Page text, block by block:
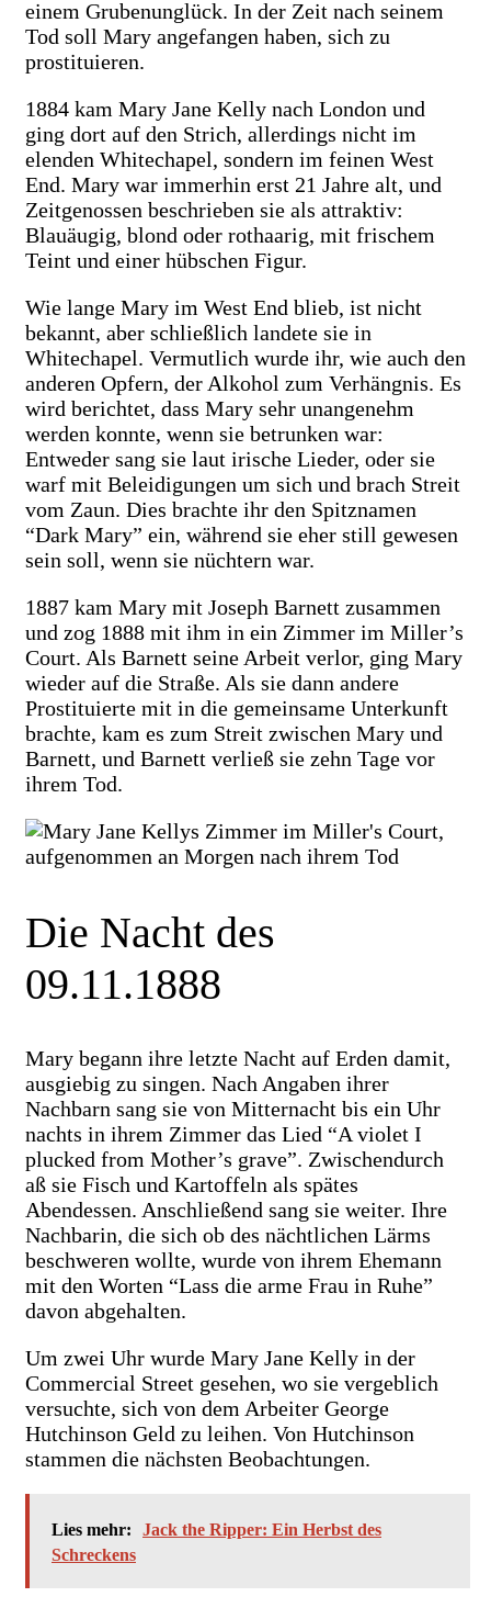
einem Grubenunglück. In der Zeit nach seinem
Tod soll Mary angefangen haben, sich zu
prostituieren.
1884 kam Mary Jane Kelly nach London und
ging dort auf den Strich, allerdings nicht im
elenden Whitechapel, sondern im feinen West
End. Mary war immerhin erst 21 Jahre alt, und
Zeitgenossen beschrieben sie als attraktiv:
Blauäugig, blond oder rothaarig, mit frischem
Teint und einer hübschen Figur.
Wie lange Mary im West End blieb, ist nicht
bekannt, aber schließlich landete sie in
Whitechapel. Vermutlich wurde ihr, wie auch den
anderen Opfern, der Alkohol zum Verhängnis. Es
wird berichtet, dass Mary sehr unangenehm
werden konnte, wenn sie betrunken war:
Entweder sang sie laut irische Lieder, oder sie
warf mit Beleidigungen um sich und brach Streit
vom Zaun. Dies brachte ihr den Spitznamen
“Dark Mary” ein, während sie eher still gewesen
sein soll, wenn sie nüchtern war.
1887 kam Mary mit Joseph Barnett zusammen
und zog 1888 mit ihm in ein Zimmer im Miller’s
Court. Als Barnett seine Arbeit verlor, ging Mary
wieder auf die Straße. Als sie dann andere
Prostituierte mit in die gemeinsame Unterkunft
brachte, kam es zum Streit zwischen Mary und
Barnett, und Barnett verließ sie zehn Tage vor
ihrem Tod.
Die Nacht des
09.11.1888
Mary begann ihre letzte Nacht auf Erden damit,
ausgiebig zu singen. Nach Angaben ihrer
Nachbarn sang sie von Mitternacht bis ein Uhr
nachts in ihrem Zimmer das Lied “A violet I
plucked from Mother’s grave”. Zwischendurch
aß sie Fisch und Kartoffeln als spätes
Abendessen. Anschließend sang sie weiter. Ihre
Nachbarin, die sich ob des nächtlichen Lärms
beschweren wollte, wurde von ihrem Ehemann
mit den Worten “Lass die arme Frau in Ruhe”
davon abgehalten.
Um zwei Uhr wurde Mary Jane Kelly in der
Commercial Street gesehen, wo sie vergeblich
versuchte, sich von dem Arbeiter George
Hutchinson Geld zu leihen. Von Hutchinson
stammen die nächsten Beobachtungen.
Lies mehr:
Jack the Ripper: Ein Herbst des
Schreckens